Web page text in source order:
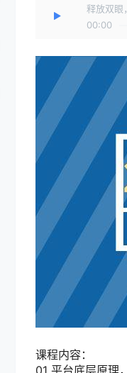
释放双眼
00:00
课程内容：